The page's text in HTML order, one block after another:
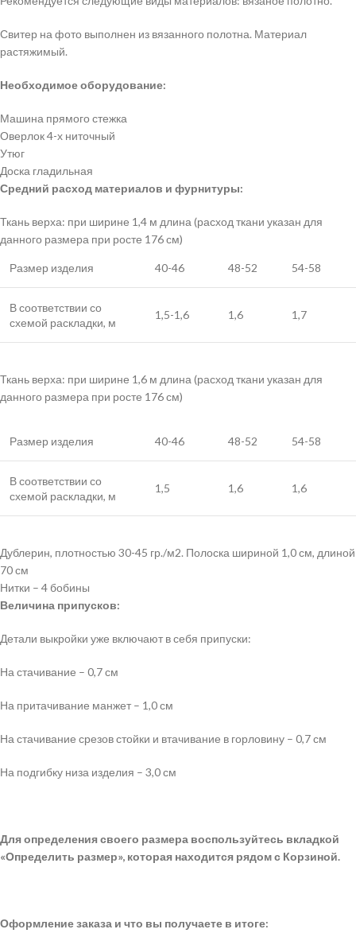
Свитер на фото выполнен из вязанного полотна. Материал
растяжимый.
Необходимое оборудование:
Машина прямого стежка
Оверлок 4-х ниточный
Утюг
Доска гладильная
Средний расход материалов и фурнитуры:
Ткань верха: при ширине 1,4 м длина (расход ткани указан для
данного размера при росте 176 см)
Размер изделия 40-46 48-52 54-58
В соответствии со
схемой раскладки, м
1,5-1,6 1,6 1,7
Ткань верха: при ширине 1,6 м длина (расход ткани указан для
данного размера при росте 176 см)
Размер изделия 40-46 48-52 54-58
В соответствии со
схемой раскладки, м
1,5 1,6 1,6
Дублерин, плотностью 30-45 гр./м2. Полоска шириной 1,0 см, длиной
70 см
Нитки – 4 бобины
Величина припусков:
Детали выкройки уже включают в себя припуски:
На стачивание – 0,7 см
На притачивание манжет – 1,0 см
На стачивание срезов стойки и втачивание в горловину – 0,7 см
На подгибку низа изделия – 3,0 см
Для определения своего размера воспользуйтесь вкладкой
«Определить размер», которая находится рядом с Корзиной.
Оформление заказа и что вы получаете в итоге: